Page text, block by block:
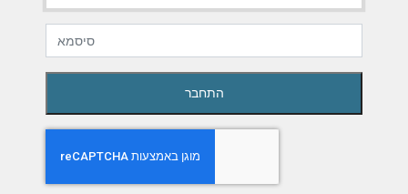
התחבר